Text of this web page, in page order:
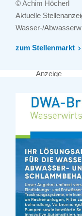
© Achim Höcherl
Aktuelle
Wasser-/
zum Stellenmarkt
Anzeige